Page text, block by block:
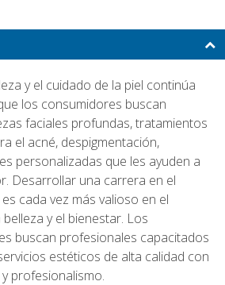
y el cuidado de la piel continúa
los consumidores buscan
faciales profundas, tratamientos
el acné, despigmentación,
personalizadas que les ayuden a
Desarrollar una carrera en el
cada vez más valioso en el
y el bienestar. Los
buscan profesionales capacitados
estéticos de alta calidad con
profesionalismo.